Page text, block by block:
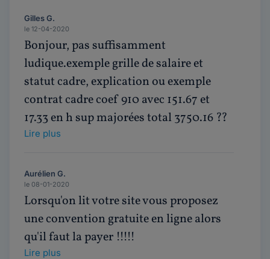
Gilles G.
le 12-04-2020
Bonjour, pas suffisamment
ludique.exemple grille de salaire et
statut cadre, explication ou exemple
contrat cadre coef 910 avec 151.67 et
17.33 en h sup majorées total 3750.16 ??
Lire plus
Aurélien G.
le 08-01-2020
Lorsqu'on lit votre site vous proposez
une convention gratuite en ligne alors
qu'il faut la payer !!!!!
Lire plus